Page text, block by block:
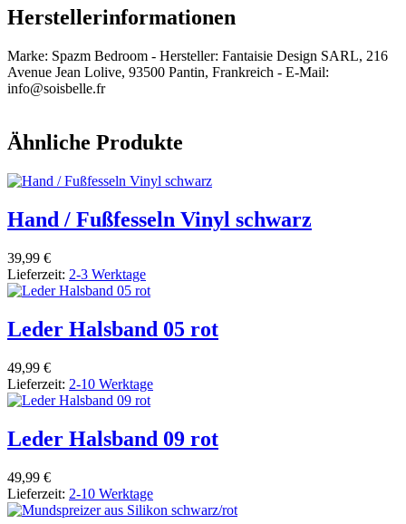
Herstellerinformationen
Marke: Spazm Bedroom - Hersteller: Fantaisie Design SARL, 216
Avenue Jean Lolive, 93500 Pantin, Frankreich - E-Mail:
info@soisbelle.fr
Ähnliche Produkte
Hand / Fußfesseln Vinyl schwarz
39,99 €
Lieferzeit: 2-3 Werktage
Leder Halsband 05 rot
49,99 €
Lieferzeit: 2-10 Werktage
Leder Halsband 09 rot
49,99 €
Lieferzeit: 2-10 Werktage